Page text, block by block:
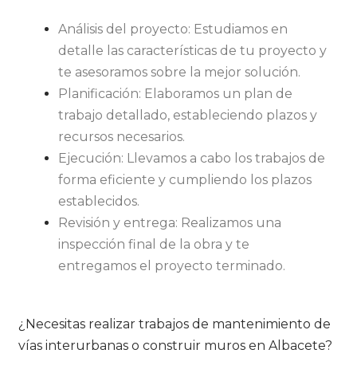
Análisis del proyecto: Estudiamos en
detalle las características de tu proyecto y
te asesoramos sobre la mejor solución.
Planificación: Elaboramos un plan de
trabajo detallado, estableciendo plazos y
recursos necesarios.
Ejecución: Llevamos a cabo los trabajos de
forma eficiente y cumpliendo los plazos
establecidos.
Revisión y entrega: Realizamos una
inspección final de la obra y te
entregamos el proyecto terminado.
¿Necesitas realizar trabajos de mantenimiento de
vías interurbanas o construir muros en Albacete?